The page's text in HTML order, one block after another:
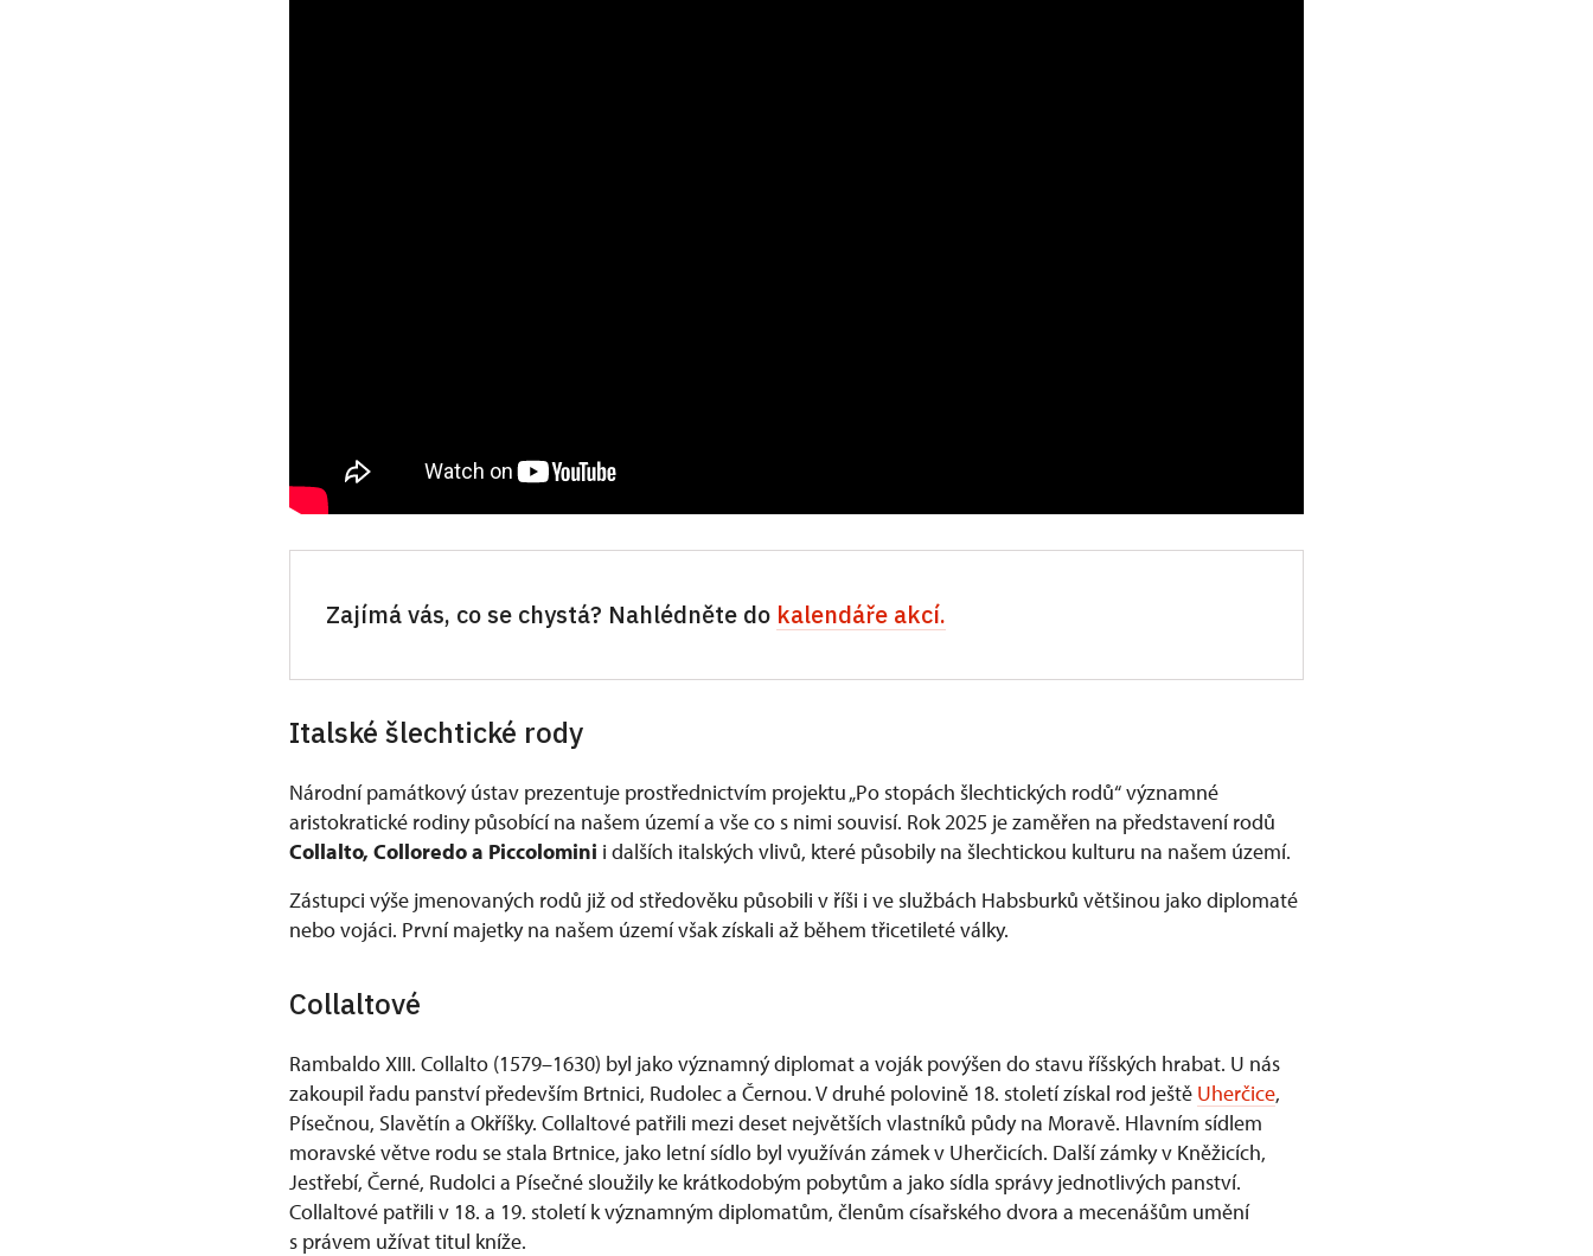
Zajímá vás, co se chystá? Nahlédněte do kalendáře akcí.
Italské šlechtické rody
Národní památkový ústav prezentuje prostřednictvím projektu „Po stopách šlechtických rodů“ významné
aristokratické rodiny působící na našem území a vše co s nimi souvisí. Rok 2025 je zaměřen na představení rodů
Collalto, Colloredo a Piccolomini i dalších italských vlivů, které působily na šlechtickou kulturu na našem území.
Zástupci výše jmenovaných rodů již od středověku působili v říši i ve službách Habsburků většinou jako diplomaté
nebo vojáci. První majetky na našem území však získali až během třicetileté války.
Collaltové
Rambaldo XIII. Collalto (1579–1630) byl jako významný diplomat a voják povýšen do stavu říšských hrabat. U nás
zakoupil řadu panství především Brtnici, Rudolec a Černou. V druhé polovině 18. století získal rod ještě Uherčice,
Písečnou, Slavětín a Okříšky. Collaltové patřili mezi deset největších vlastníků půdy na Moravě. Hlavním sídlem
moravské větve rodu se stala Brtnice, jako letní sídlo byl využíván zámek v Uherčicích. Další zámky v Kněžicích,
Jestřebí, Černé, Rudolci a Písečné sloužily ke krátkodobým pobytům a jako sídla správy jednotlivých panství.
Collaltové patřili v 18. a 19. století k významným diplomatům, členům císařského dvora a mecenášům umění
s právem užívat titul kníže.